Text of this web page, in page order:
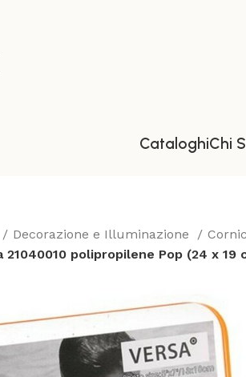
CataloghiChi
Decorazione e Illuminazione
polipropilene Pop (24 x 19